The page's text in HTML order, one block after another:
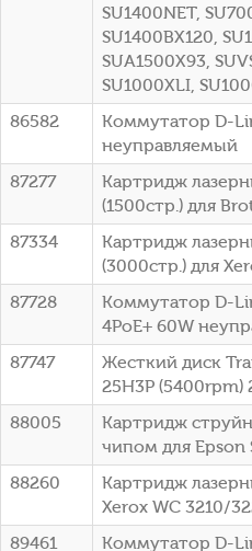
SU1400NET,
SU1400BX120,
SUA1500X93,
SU1000XLI,
86582
Коммутатор D-
неуправляемый
87277
Картридж
(1500стр.) для
87334
Картридж
(3000стр.) для
87728
Коммутатор D-
4PoE+ 60W
87747
Жесткий диск
25H3P
88005
Картридж
чипом для Epson
88260
Картридж
Xerox WC 3210/
89461
Коммутатор D-